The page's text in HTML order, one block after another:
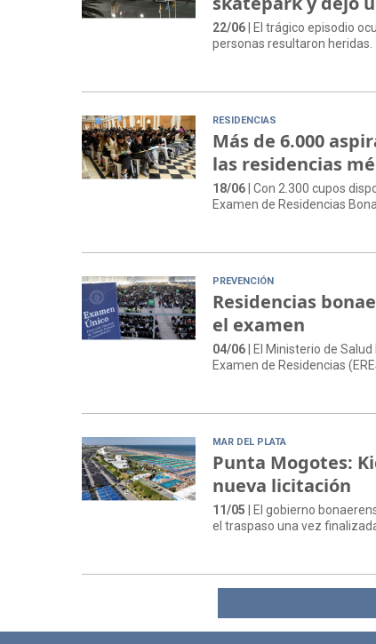
22/06 | El trágico episodio
personas resultaron heridas.
RESIDENCIAS
Más de 6.000
las residencias
18/06 | Con 2.300 cupos
Examen de Residencias
PREVENCIÓN
Residencias
el examen
04/06 | El Ministerio de
Examen de Residencias
MAR DEL PLATA
Punta Mogotes:
nueva licitación
11/05 | El gobierno
el traspaso una vez